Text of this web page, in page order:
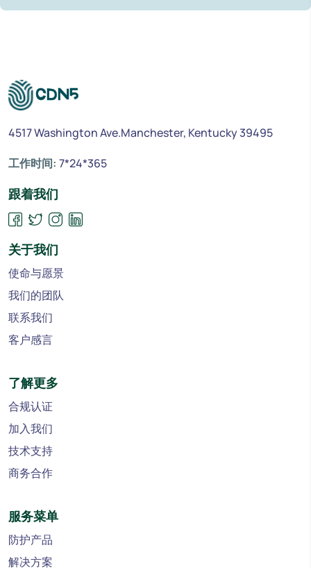
4517 Washington Ave.Manchester, Kentucky 39495
工作时间: 7*24*365
跟着我们
关于我们
使命与愿景
我们的团队
联系我们
客户感言
了解更多
合规认证
加入我们
技术支持
商务合作
服务菜单
防护产品
解决方案